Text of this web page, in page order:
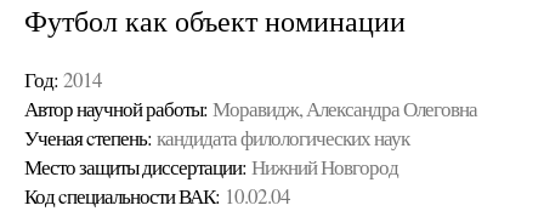
Футбол как объект номинации
Год: 2014
Автор научной работы: Моравидж, Александра Олеговна
Ученая cтепень: кандидата филологических наук
Место защиты диссертации: Нижний Новгород
Код cпециальности ВАК: 10.02.04